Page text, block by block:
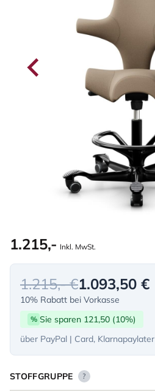
1.215,- Inkl. MwSt.
1.215,- €1.093,50 €
10% Rabatt bei Vorkasse
% Sie sparen 121,50 (10%)
über PayPal | Card, Klarnapaylater
STOFFGRUPPE ?